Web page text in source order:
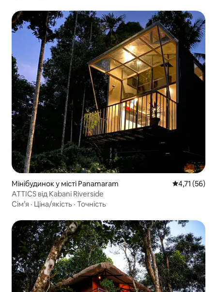
Мінібудинок у місті Panamaram Середня
4,71 (56)
ATTICS від Kabani Riverside
Сім’я · Ціна/якість · Точність